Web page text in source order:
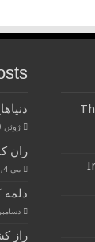
ژوئن 10, 2016
ران
می 4, 2016
دلمه
دسامبر 3, 2015
راز